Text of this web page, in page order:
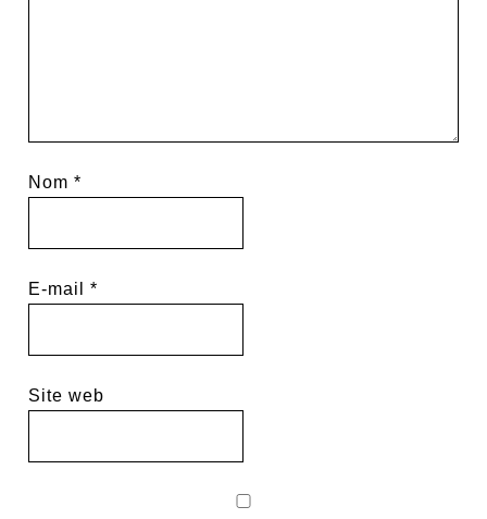
Nom*
E-mail*
Site web